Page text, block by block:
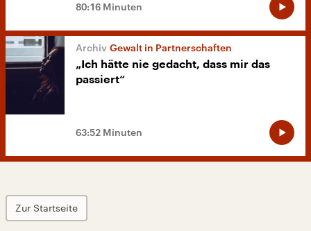
80:16 Minuten
Gewalt in Partnerschaften
„Ich hätte nie gedacht, dass mir das
passiert“
63:52 Minuten
Zur Startseite